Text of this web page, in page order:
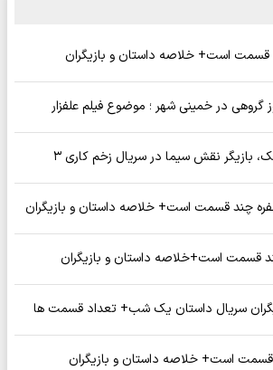
قسمت است+ خلاصه داستان و بازیگران
گروهی در خمینی شهر ؛ موضوع فیلم علفزار
بازیگر نقش سیما در سریال زخم کاری ۳
چند قسمت است+ خلاصه داستان و بازیگران
قسمت است+خلاصه داستان و بازیگران
سریال داستان یک شب+ تعداد قسمت ها
است+ خلاصه داستان و بازیگران